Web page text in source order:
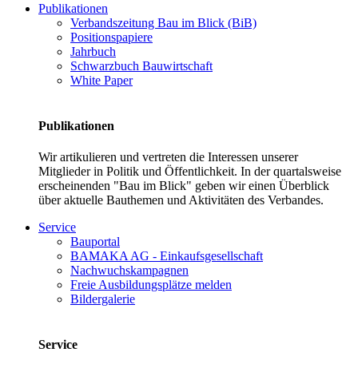
Publikationen
Verbandszeitung Bau im Blick (BiB)
Positionspapiere
Jahrbuch
Schwarzbuch Bauwirtschaft
White Paper
Publikationen
Wir artikulieren und vertreten die Interessen unserer
Mitglieder in Politik und Öffentlichkeit. In der quartalsweise
erscheinenden "Bau im Blick" geben wir einen Überblick
über aktuelle Bauthemen und Aktivitäten des Verbandes.
Service
Bauportal
BAMAKA AG - Einkaufsgesellschaft
Nachwuchskampagnen
Freie Ausbildungsplätze melden
Bildergalerie
Service